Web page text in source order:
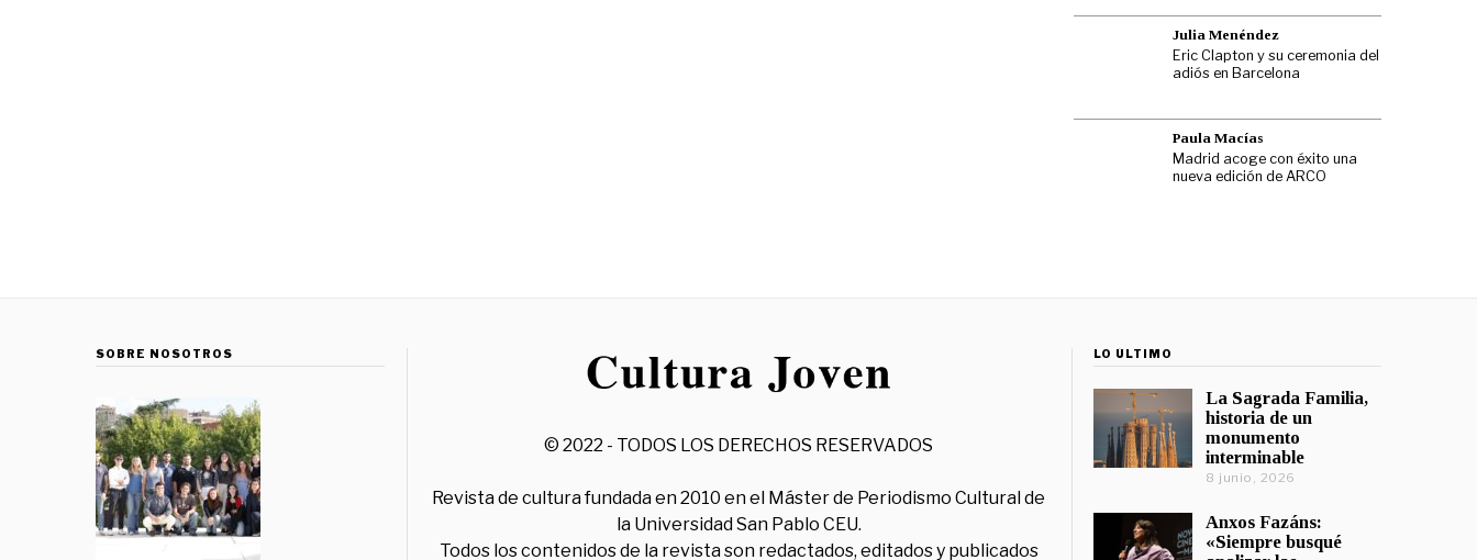
Julia Menéndez
Eric Clapton y su ceremonia del
adiós en Barcelona
Paula Macías
Madrid acoge con éxito una
nueva edición de ARCO
SOBRE NOSOTROS
© 2022 - TODOS LOS DERECHOS RESERVADOS
Revista de cultura fundada en 2010 en el Máster de Periodismo Cultural de
la Universidad San Pablo CEU.
Todos los contenidos de la revista son redactados, editados y publicados
LO ÚLTIMO
La Sagrada Familia,
historia de un
monumento
interminable
8 junio, 2026
Anxos Fazáns:
«Siempre busqué